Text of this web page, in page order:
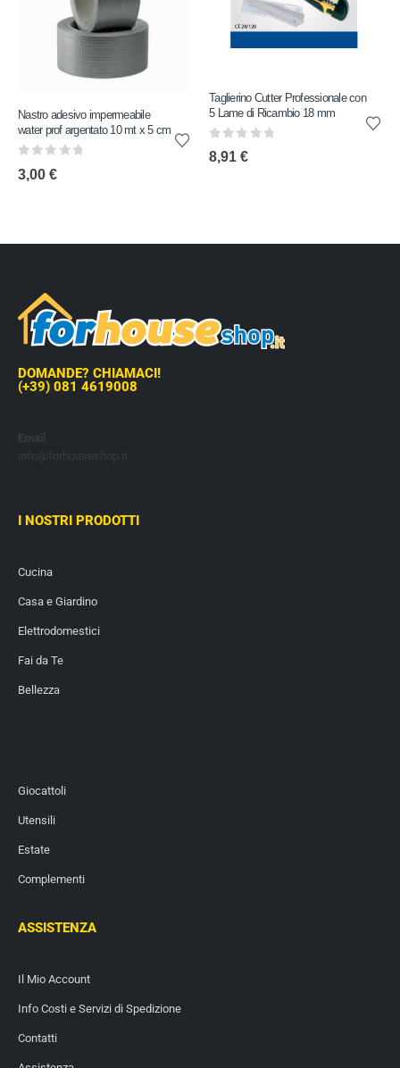
Nastro adesivo impermeabile
water prof argentato 10 mt x 5 cm
3,00 €
Taglierino Cutter Professionale con
5 Lame di Ricambio 18 mm
0 out of 5
8,91 €
DOMANDE? CHIAMACI!
(+39) 081 4619008
Email
info@forhouseshop.it
I NOSTRI PRODOTTI
Cucina
Casa e Giardino
Elettrodomestici
Fai da Te
Bellezza
Giocattoli
Utensili
Estate
Complementi
ASSISTENZA
Il Mio Account
Info Costi e Servizi di Spedizione
Contatti